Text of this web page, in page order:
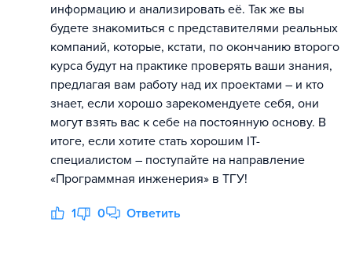
информацию и анализировать её. Так же вы
будете знакомиться с представителями реальных
компаний, которые, кстати, по окончанию второго
курса будут на практике проверять ваши знания,
предлагая вам работу над их проектами – и кто
знает, если хорошо зарекомендуете себя, они
могут взять вас к себе на постоянную основу. В
итоге, если хотите стать хорошим IT-
специалистом – поступайте на направление
«Программная инженерия» в ТГУ!
1 0 Ответить